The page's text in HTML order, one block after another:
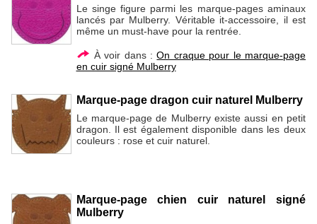
Le singe figure parmi les marque-pages aminaux
lancés par Mulberry. Véritable it-accessoire, il est
même un must-have pour la rentrée.
À voir dans :On craque pour le marque-page
en cuir signé Mulberry
Marque-page dragon cuir naturel Mulberry
Le marque-page de Mulberry existe aussi en petit
dragon. Il est également disponible dans les deux
couleurs : rose et cuir naturel.
Marque-page chien cuir naturel signé
Mulberry